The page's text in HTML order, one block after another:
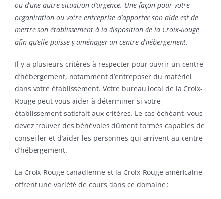
ou d’une autre situation d’urgence. Une façon pour votre
organisation ou votre entreprise d’apporter son aide est de
mettre son établissement à la disposition de la Croix-Rouge
afin qu’elle puisse y aménager un centre d’hébergement.
Il y a plusieurs critères à respecter pour ouvrir un centre
d’hébergement, notamment d’entreposer du matériel
dans votre établissement. Votre bureau local de la Croix-
Rouge peut vous aider à déterminer si votre
établissement satisfait aux critères. Le cas échéant, vous
devez trouver des bénévoles dûment formés capables de
conseiller et d’aider les personnes qui arrivent au centre
d’hébergement.
La Croix-Rouge canadienne et la Croix-Rouge américaine
offrent une variété de cours dans ce domaine :